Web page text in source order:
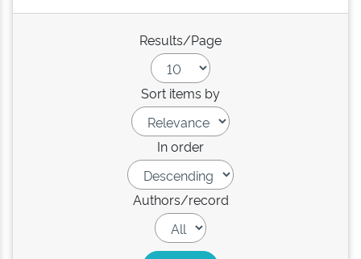
Results/Page
Sort items by
In order
Authors/record